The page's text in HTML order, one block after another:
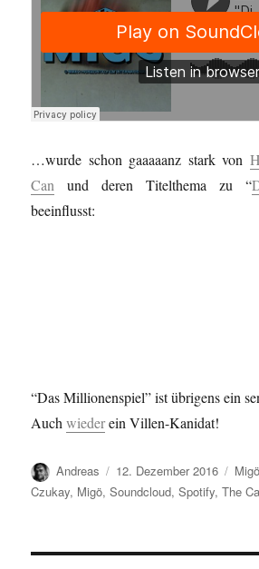
…wurde schon gaaaaanz stark von
Can und deren Titelthema zu “
beeinflusst:
“Das Millionenspiel” ist übrigens ein
Auchwiederein Villen-Kanidat!
Autor
Andreas
Veröffentlicht
am
12. Dezember 2016 Migö
Czukay, Migö,Soundcloud,Spotify,The